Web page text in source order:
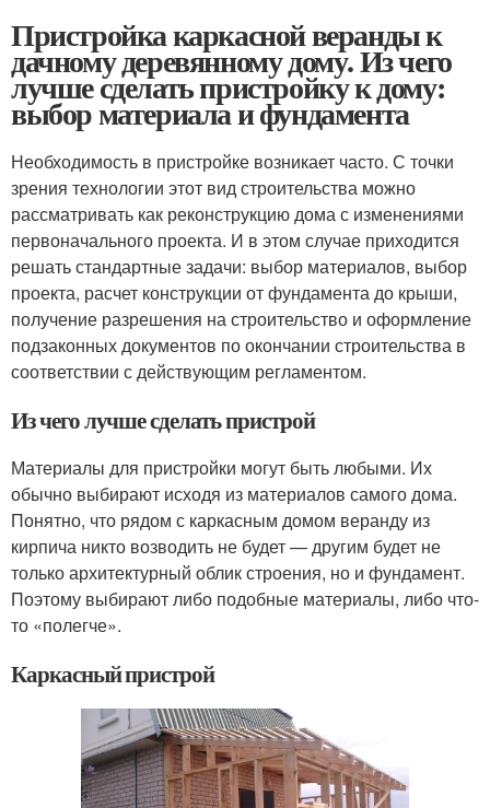
Пристройка каркасной веранды к
дачному деревянному дому. Из чего
лучше сделать пристройку к дому:
выбор материала и фундамента
Необходимость в пристройке возникает часто. С точки
зрения технологии этот вид строительства можно
рассматривать как реконструкцию дома с изменениями
первоначального проекта. И в этом случае приходится
решать стандартные задачи: выбор материалов, выбор
проекта, расчет конструкции от фундамента до крыши,
получение разрешения на строительство и оформление
подзаконных документов по окончании строительства в
соответствии с действующим регламентом.
Из чего лучше сделать пристрой
Материалы для пристройки могут быть любыми. Их
обычно выбирают исходя из материалов самого дома.
Понятно, что рядом с каркасным домом веранду из
кирпича никто возводить не будет — другим будет не
только архитектурный облик строения, но и фундамент.
Поэтому выбирают либо подобные материалы, либо что-
то «полегче».
Каркасный пристрой